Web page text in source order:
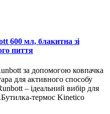
600 мл, блакитна зі
пиття
за допомогою ковпачка
для активного способу
– ідеальний вибір для
термос Kinetico